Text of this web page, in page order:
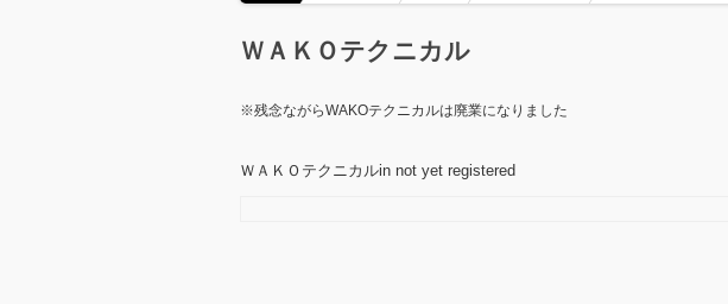
ＷＡＫＯテクニカル
※残念ながらWAKOテクニカルは廃業になりました
ＷＡＫＯテクニカルin not yet registered